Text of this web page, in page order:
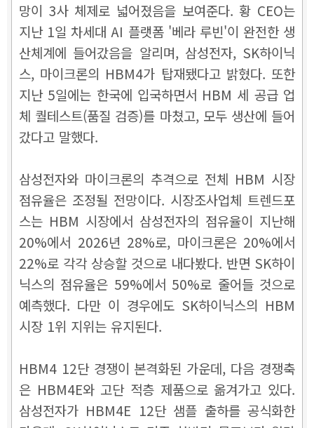
망이 3사 체제로 넓어졌음을 보여준다. 황 CEO는
지난 1일 차세대 AI 플랫폼 '베라 루빈'이 완전한 생
산체계에 들어갔음을 알리며, 삼성전자, SK하이닉
스, 마이크론의 HBM4가 탑재됐다고 밝혔다. 또한
지난 5일에는 한국에 입국하면서 HBM 세 공급 업
체 퀄테스트(품질 검증)를 마쳤고, 모두 생산에 들어
갔다고 말했다.
삼성전자와 마이크론의 추격으로 전체 HBM 시장
점유율은 조정될 전망이다. 시장조사업체 트렌드포
스는 HBM 시장에서 삼성전자의 점유율이 지난해
20%에서 2026년 28%로, 마이크론은 20%에서
22%로 각각 상승할 것으로 내다봤다. 반면 SK하이
닉스의 점유율은 59%에서 50%로 줄어들 것으로
예측했다. 다만 이 경우에도 SK하이닉스의 HBM
시장 1위 지위는 유지된다.
HBM4 12단 경쟁이 본격화된 가운데, 다음 경쟁축
은 HBM4E와 고단 적층 제품으로 옮겨가고 있다.
삼성전자가 HBM4E 12단 샘플 출하를 공식화한